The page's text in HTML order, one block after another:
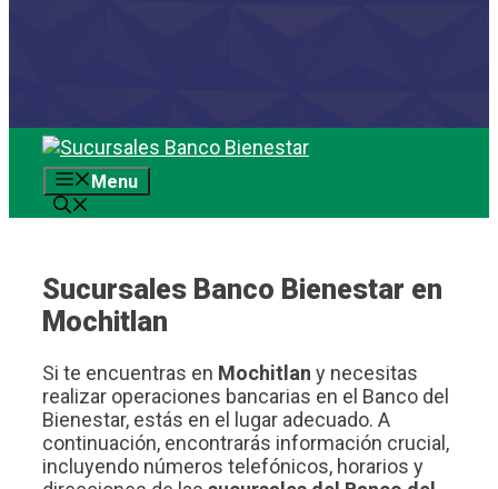
Saltar
contenidoMenu
Sucursales Banco Bienestar en
Mochitlan
Si te encuentras en Mochitlan y necesitas
realizar operaciones bancarias en el Banco del
Bienestar, estás en el lugar adecuado. A
continuación, encontrarás información crucial,
incluyendo números telefónicos, horarios y